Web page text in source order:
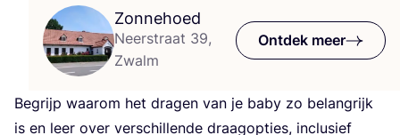
Zonnehoed
Neerstraat 39,
Zwalm
Ontdek meer
Begrijp waar­om het dra­gen van je baby zo belang­rijk
is en leer over ver­schil­len­de draag­op­ties, inclu­sief